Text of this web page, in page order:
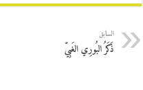
السابق
ذَكَرُ البُورِي الغَبِيّ